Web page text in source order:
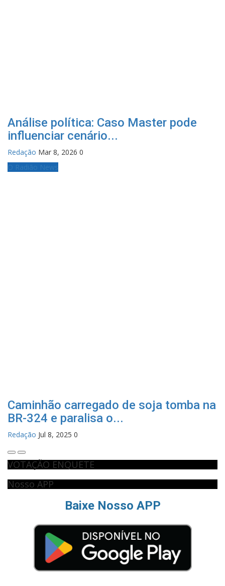
Análise política: Caso Master pode
influenciar cenário...
Redação Mar 8, 2026 0
O Radião News
Caminhão carregado de soja tomba na
BR-324 e paralisa o...
Redação Jul 8, 2025 0
VOTAÇÃO ENQUETE
Nosso APP
Baixe Nosso APP